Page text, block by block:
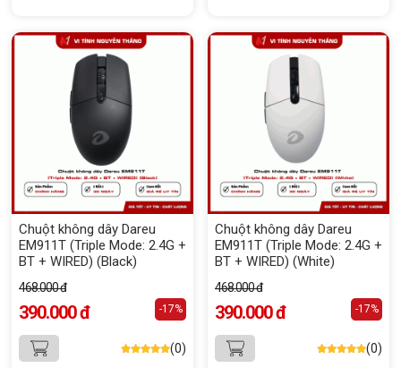
Chuột không dây Dareu
EM911T (Triple Mode: 2.4G +
BT + WIRED) (Black)
468.000 đ
390.000 đ -17%
(0)
Chuột không dây Dareu
EM911T (Triple Mode: 2.4G +
BT + WIRED) (White)
468.000 đ
390.000 đ -17%
(0)